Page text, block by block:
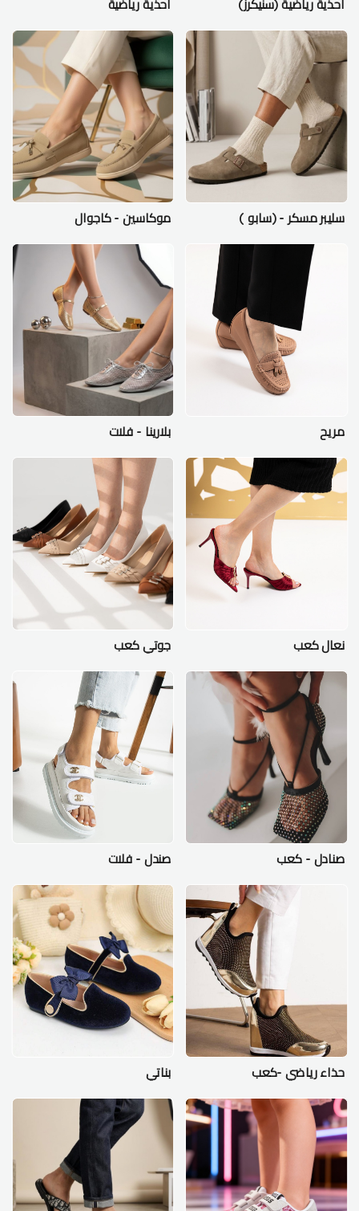
احذية رياضية (سنيكرز) احذية رياضية
سليبر مسكر - (سابو ) موكاسين - كاجوال
مريح بلارينا - فلات
نعال كعب جوتي كعب
صنادل - كعب صندل - فلات
حذاء رياضي -كعب بناتي